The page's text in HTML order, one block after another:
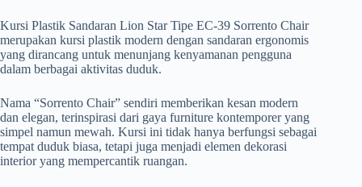
Kursi Plastik Sandaran Lion Star Tipe EC-39 Sorrento Chair
merupakan kursi plastik modern dengan sandaran ergonomis
yang dirancang untuk menunjang kenyamanan pengguna
dalam berbagai aktivitas duduk.
Nama “Sorrento Chair” sendiri memberikan kesan modern
dan elegan, terinspirasi dari gaya furniture kontemporer yang
simpel namun mewah. Kursi ini tidak hanya berfungsi sebagai
tempat duduk biasa, tetapi juga menjadi elemen dekorasi
interior yang mempercantik ruangan.